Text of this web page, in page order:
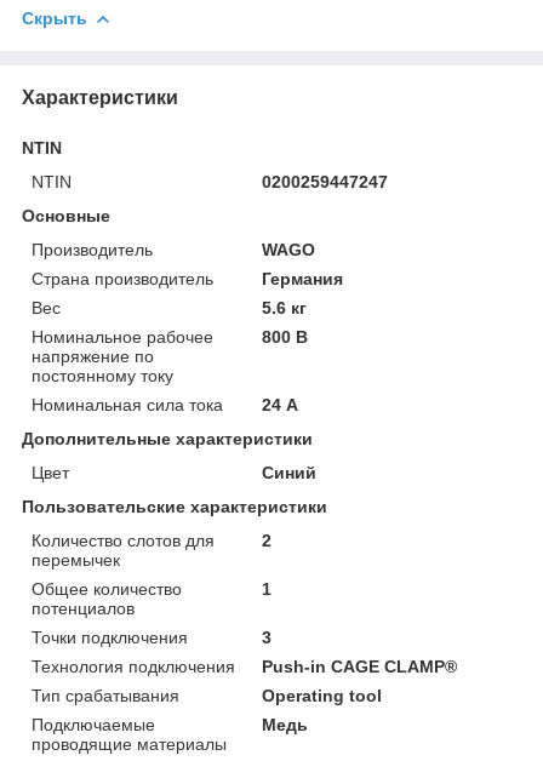
Скрыть
Характеристики
NTIN
NTIN
0200259447247
Основные
Производитель
WAGO
Страна производитель
Германия
Вес
5.6 кг
Номинальное рабочее
напряжение по
постоянному току
800 В
Номинальная сила тока
24 А
Дополнительные характеристики
Цвет
Синий
Пользовательские характеристики
Количество слотов для
перемычек
2
Общее количество
потенциалов
1
Точки подключения
3
Технология подключения
Push-in CAGE CLAMP®
Тип срабатывания
Operating tool
Подключаемые
проводящие материалы
Медь